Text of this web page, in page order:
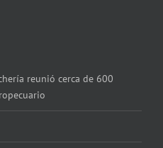
reunió cerca de 600